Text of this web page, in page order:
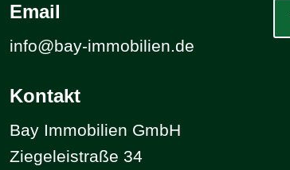
Email
info@bay-immobilien.de
Kontakt
Bay Immobilien GmbH
Ziegeleistraße 34